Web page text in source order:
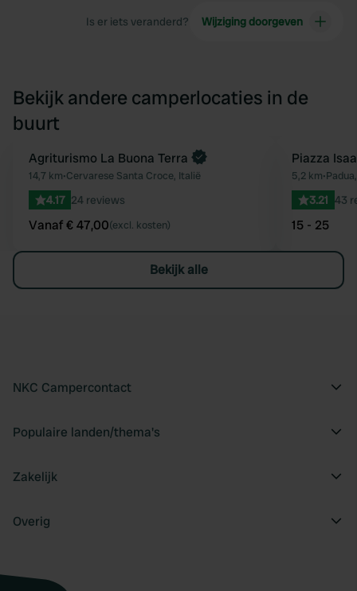
Is er iets veranderd? Wijziging doorgeven
Bekijk andere camperlocaties in de
buurt
Favoriet
Boek direct
Agriturismo La Buona Terra
14,7 km•Cervarese Santa Croce, Italië
4.17 24 reviews
Vanaf € 47,00(excl. kosten)
Piazza
5,2 km•
3.21 43
15 - 25
Bekijk alle
NKC Campercontact
Populaire landen/thema's
Zakelijk
Overig